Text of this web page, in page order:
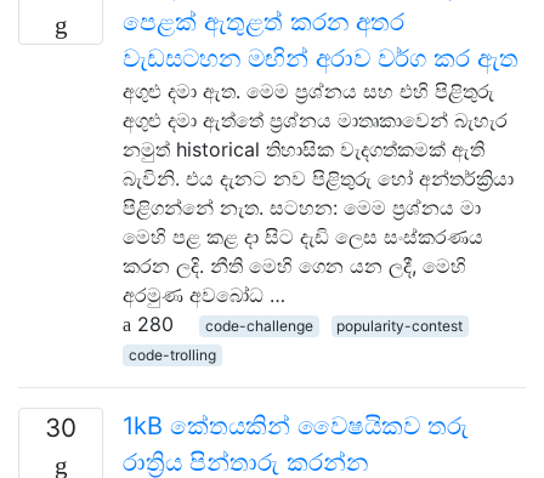
පෙළක් ඇතුළත් කරන අතර
වැඩසටහන මඟින් අරාව වර්ග කර ඇත
අගුළු දමා ඇත. මෙම ප්‍රශ්නය සහ එහි පිළිතුරු
අගුළු දමා ඇත්තේ ප්‍රශ්නය මාතෘකාවෙන් බැහැර
නමුත් historical තිහාසික වැදගත්කමක් ඇති
බැවිනි. එය දැනට නව පිළිතුරු හෝ අන්තර්ක්‍රියා
පිළිගන්නේ නැත. සටහන: මෙම ප්‍රශ්නය මා
මෙහි පළ කළ දා සිට දැඩි ලෙස සංස්කරණය
කරන ලදි. නීති මෙහි ගෙන යන ලදී, මෙහි
අරමුණ අවබෝධ …
280
code-challenge
popularity-contest
code-trolling
30
1kB කේතයකින් වෛෂයිකව තරු
රාත්‍රිය පින්තාරු කරන්න